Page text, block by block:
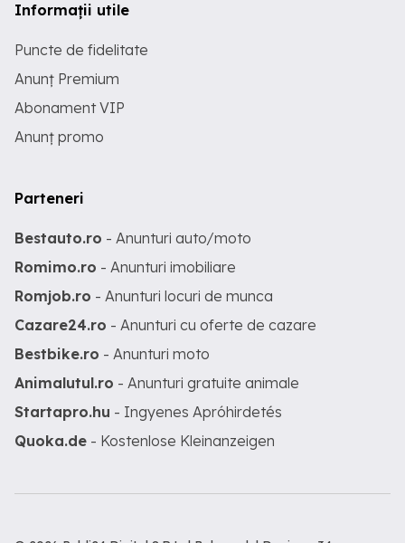
Informații utile
Puncte de fidelitate
Anunț Premium
Abonament VIP
Anunț promo
Parteneri
Bestauto.ro - Anunturi auto/moto
Romimo.ro - Anunturi imobiliare
Romjob.ro - Anunturi locuri de munca
Cazare24.ro - Anunturi cu oferte de cazare
Bestbike.ro - Anunturi moto
Animalutul.ro - Anunturi gratuite animale
Startapro.hu - Ingyenes Apróhirdetés
Quoka.de - Kostenlose Kleinanzeigen